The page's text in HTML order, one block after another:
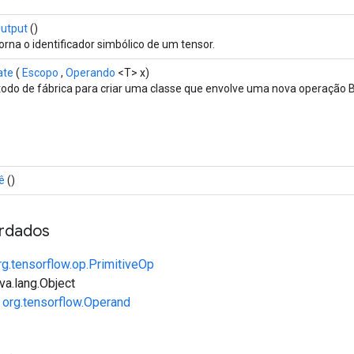
()
o identificador simbólico de um tensor.
( Escopo , Operando <T> x)
de fábrica para criar uma classe que envolve uma nova operação
()
org.tensorflow.Operand